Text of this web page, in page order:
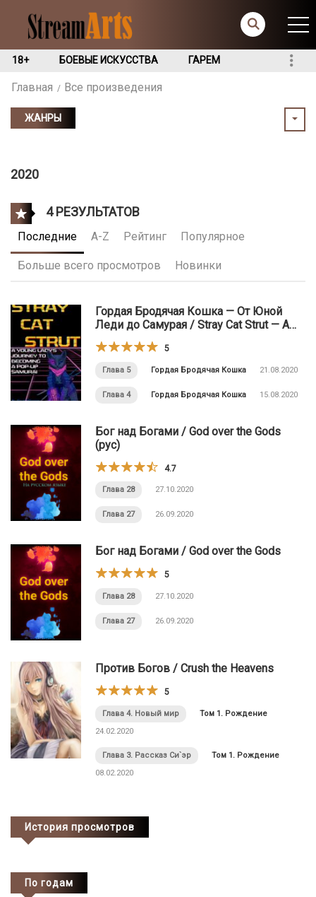
18+ БОЕВЫЕ ИСКУССТВА ГАРЕМ
Главная Все произведения
ЖАНРЫ
2020
4 РЕЗУЛЬТАТОВ
Последние A-Z Рейтинг Популярное
Больше всего просмотров Новинки
Гордая Бродячая Кошка — От Юной
Леди до Самурая / Stray Cat Strut ⁠— A
Young Lady’s Journey to Becoming a Pop-
Up Samurai
5
Глава 5 Гордая Бродячая Кошка 21.08.2020
Глава 4 Гордая Бродячая Кошка 15.08.2020
Бог над Богами / God over the Gods
(рус)
4.7
Глава 28 27.10.2020
Глава 27 26.09.2020
Бог над Богами / God over the Gods
5
Глава 28 27.10.2020
Глава 27 26.09.2020
Против Богов / Crush the Heavens
5
Глава 4. Новый мир
Том 1. Рождение
24.02.2020
Глава 3. Рассказ Си`эр
Том 1. Рождение
08.02.2020
История просмотров
По годам